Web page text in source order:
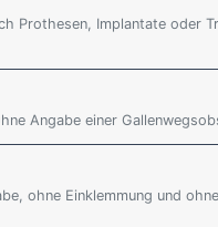
Prothesen, Implantate oder
Angabe einer
ohne Einklemmung und